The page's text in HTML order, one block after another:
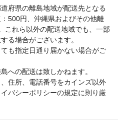
府県の離島地域が配送先となる
500円、沖縄県およびその他離
これら以外の配送地域でも、一部
る場合がございます。
も指定日通り届かない場合がご
への配送は致しかねます。
住所、電話番号をカインズ以外
バシーポリシーの規定に則り厳